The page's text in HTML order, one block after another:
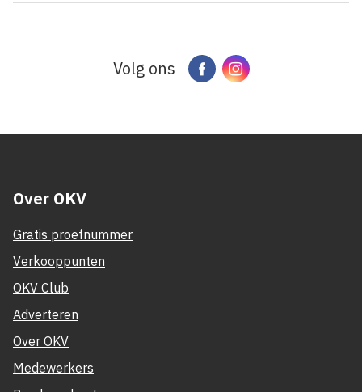
Volg ons FacebookInstagram
Over OKV
Gratis proefnummer
Verkooppunten
OKV Club
Adverteren
Over OKV
Medewerkers